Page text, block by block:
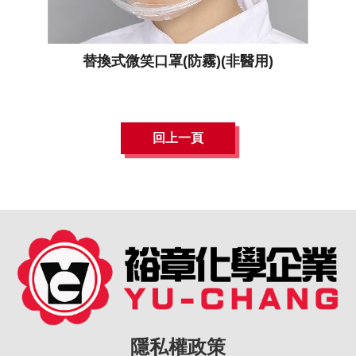
替換式微笑口罩(防霧)(非醫用)
回上一頁
隱私權政策